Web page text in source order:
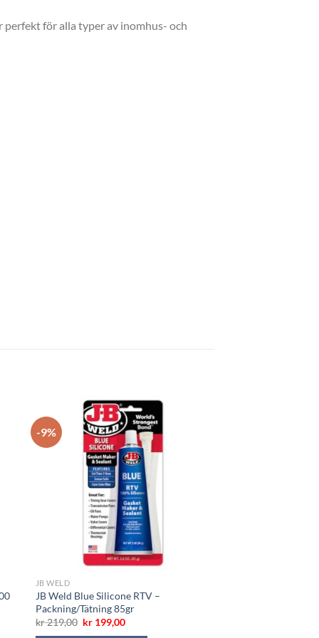
perfekt för alla typer av inomhus- och
-9%
JB WELD
JB Weld Blue Silicone RTV –
Packning/Tätning 85gr
kr219,00 Opprinnelig
kr199,00Nåværende